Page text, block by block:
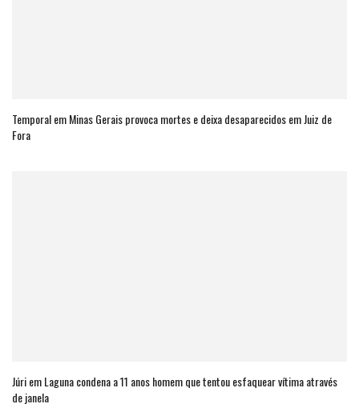
Temporal em Minas Gerais provoca mortes e deixa desaparecidos em Juiz de
Fora
Júri em Laguna condena a 11 anos homem que tentou esfaquear vítima através
de janela